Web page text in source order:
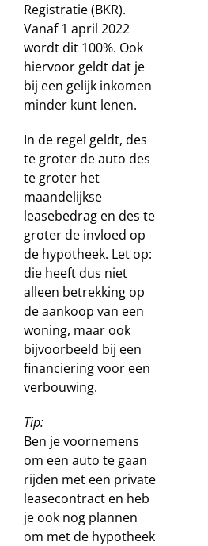
Registratie (BKR).
Vanaf 1 april 2022
wordt dit 100%. Ook
hiervoor geldt dat je
bij een gelijk inkomen
minder kunt lenen.
In de regel geldt, des
te groter de auto des
te groter het
maandelijkse
leasebedrag en des te
groter de invloed op
de hypotheek. Let op:
die heeft dus niet
alleen betrekking op
de aankoop van een
woning, maar ook
bijvoorbeeld bij een
financiering voor een
verbouwing.
Tip:
Ben je voornemens
om een auto te gaan
rijden met een private
leasecontract en heb
je ook nog plannen
om met de hypotheek